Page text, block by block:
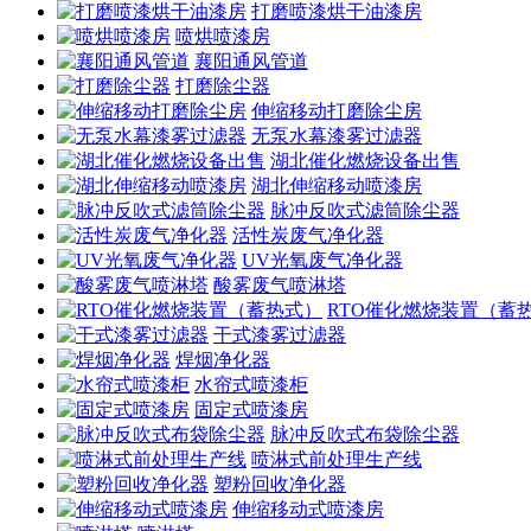
打磨喷漆烘干油漆房
喷烘喷漆房
襄阳通风管道
打磨除尘器
伸缩移动打磨除尘房
无泵水幕漆雾过滤器
湖北催化燃烧设备出售
湖北伸缩移动喷漆房
脉冲反吹式滤筒除尘器
活性炭废气净化器
UV光氧废气净化器
酸雾废气喷淋塔
RTO催化燃烧装置（蓄
干式漆雾过滤器
焊烟净化器
水帘式喷漆柜
固定式喷漆房
脉冲反吹式布袋除尘器
喷淋式前处理生产线
塑粉回收净化器
伸缩移动式喷漆房